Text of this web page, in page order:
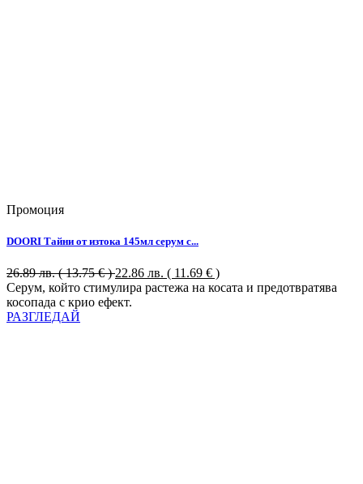
Промоция
DOORI Тайни от изтока 145мл серум с...
26.89лв. ( 13.75 € ) 22.86 лв. ( 11.69 € )
Серум, който стимулира растежа на косата и предотвратява
косопада с крио ефект.
РАЗГЛЕДАЙ